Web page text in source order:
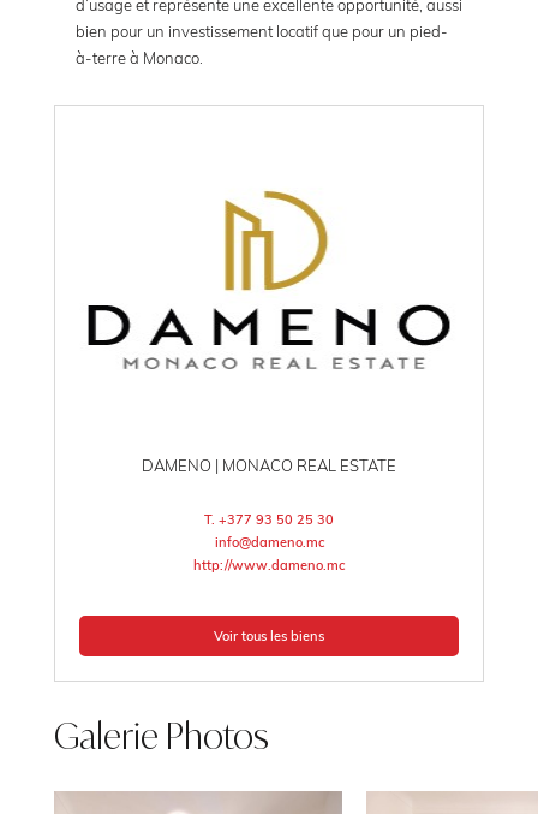
d’usage et représente une excellente opportunité, aussi
bien pour un investissement locatif que pour un pied-
à-terre à Monaco.
DAMENO | MONACO REAL ESTATE
T. +377 93 50 25 30
info@dameno.mc
http://www.dameno.mc
Voir tous les biens
Galerie Photos